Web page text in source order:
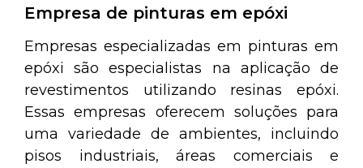
Empresa de pinturas em epóxi
Empresas especializadas em pinturas em
epóxi são especialistas na aplicação de
revestimentos utilizando resinas epóxi.
Essas empresas oferecem soluções para
uma variedade de ambientes, incluindo
pisos industriais, áreas comerciais e